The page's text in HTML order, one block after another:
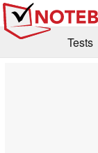
Tests